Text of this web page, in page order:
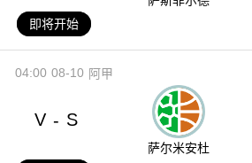
即将开始
08-10
04:00 阿甲
V - S
萨尔米安杜